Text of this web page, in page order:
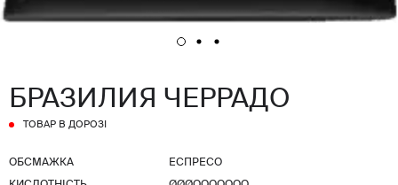
БРАЗИЛИЯ ЧЕРРАДО
ТОВАР В ДОРОЗІ
ОБСМАЖКА ЕСПРЕСО